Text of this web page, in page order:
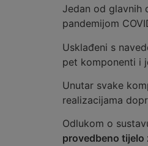
Jedan od glavnih
pandemijom
Usklađeni s
pet komponenti i
Unutar svake
realizacijama
Odlukom o
provedbeno